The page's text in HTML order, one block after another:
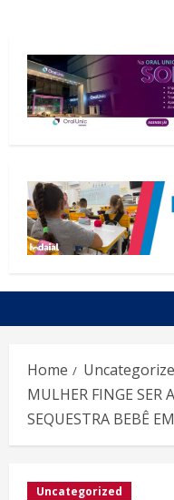
Home
MULHER FINGE SER
SEQUESTRA BEBÊ
Uncategorized